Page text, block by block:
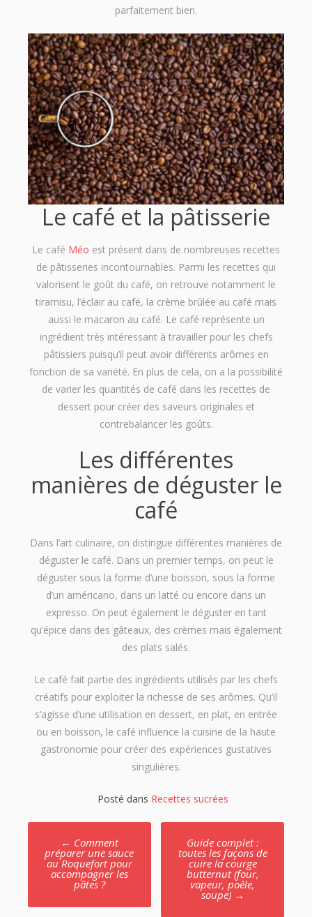
parfaitement bien.
Le café et la pâtisserie
Le café Méo est présent dans de nombreuses recettes
de pâtisseries incontournables. Parmi les recettes qui
valorisent le goût du café, on retrouve notamment le
tiramisu, l’éclair au café, la crème brûlée au café mais
aussi le macaron au café. Le café représente un
ingrédient très intéressant à travailler pour les chefs
pâtissiers puisqu’il peut avoir différents arômes en
fonction de sa variété. En plus de cela, on a la possibilité
de varier les quantités de café dans les recettes de
dessert pour créer des saveurs originales et
contrebalancer les goûts.
Les différentes
manières de déguster le
café
Dans l’art culinaire, on distingue différentes manières de
déguster le café. Dans un premier temps, on peut le
déguster sous la forme d’une boisson, sous la forme
d’un américano, dans un latté ou encore dans un
expresso. On peut également le déguster en tant
qu’épice dans des gâteaux, des crèmes mais également
des plats salés.
Le café fait partie des ingrédients utilisés par les chefs
créatifs pour exploiter la richesse de ses arômes. Qu’il
s’agisse d’une utilisation en dessert, en plat, en entrée
ou en boisson, le café influence la cuisine de la haute
gastronomie pour créer des expériences gustatives
singulières.
Posté dans Recettes sucrées
Poste
navigation
← Comment
préparer une sauce
au Roquefort pour
accompagner les
pâtes ?
Guide complet :
toutes les façons de
cuire la courge
butternut (four,
vapeur, poêle,
soupe) →